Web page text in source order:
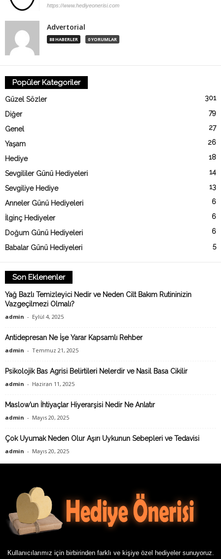
https://www.hediyeonerisi.com
Advertorial
88 HABERLER 0 YORUMLAR
Popüler Kategoriler
Güzel Sözler 301
Diğer 79
Genel 27
Yaşam 26
Hediye 18
Sevgililer Günü Hediyeleri 14
Sevgiliye Hediye 13
Anneler Günü Hediyeleri 6
İlginç Hediyeler 6
Doğum Günü Hediyeleri 6
Babalar Günü Hediyeleri 5
Son Eklenenler
Yağ Bazlı Temizleyici Nedir ve Neden Cilt Bakım Rutininizin
Vazgeçilmezi Olmalı?
admin - Eylül 4, 2025
Antidepresan Ne İşe Yarar Kapsamlı Rehber
admin - Temmuz 21, 2025
Psikolojik Bas Agrisi Belirtileri Nelerdir ve Nasil Basa Cikilir
admin - Haziran 11, 2025
Maslow’un İhtiyaçlar Hiyerarşisi Nedir Ne Anlatır
admin - Mayıs 20, 2025
Çok Uyumak Neden Olur Aşırı Uykunun Sebepleri ve Tedavisi
admin - Mayıs 20, 2025
Kullanıcılarımız için birbirinden farklı ve kişiye özel hediyeler sunuyoruz.